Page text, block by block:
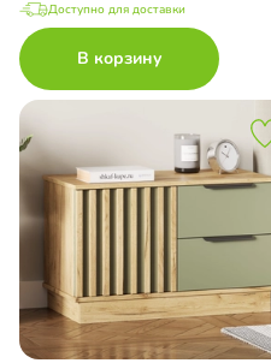
Доступно для доставки
В корзину